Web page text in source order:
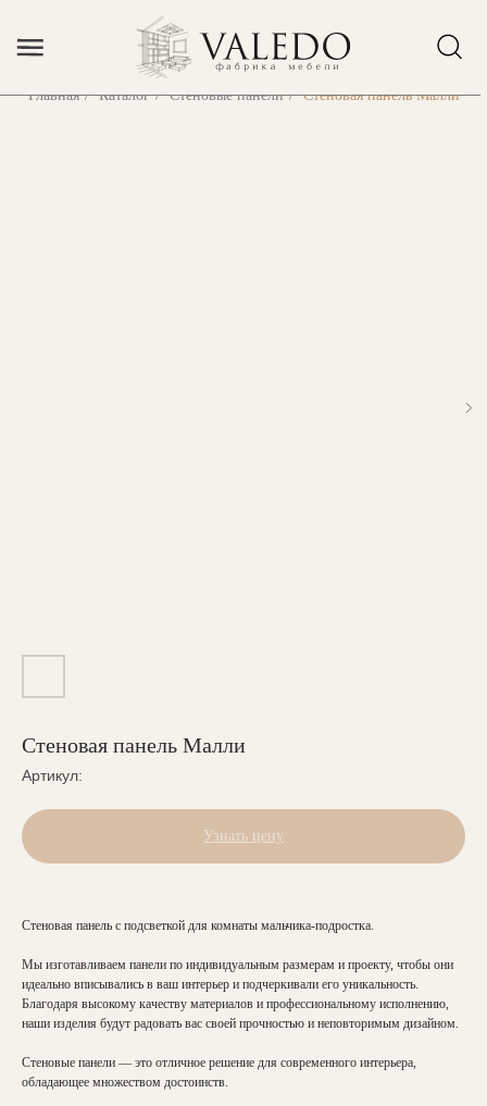
Главная / Каталог / Стеновые панели / Стеновая панель Малли
Стеновая панель Малли
Артикул:
Узнать цену
Стеновая панель с подсветкой для комнаты мальчика-подростка.
Мы изготавливаем панели по индивидуальным размерам и проекту, чтобы они
идеально вписывались в ваш интерьер и подчеркивали его уникальность.
Благодаря высокому качеству материалов и профессиональному исполнению,
наши изделия будут радовать вас своей прочностью и неповторимым дизайном.
Стеновые панели — это отличное решение для современного интерьера,
обладающее множеством достоинств.